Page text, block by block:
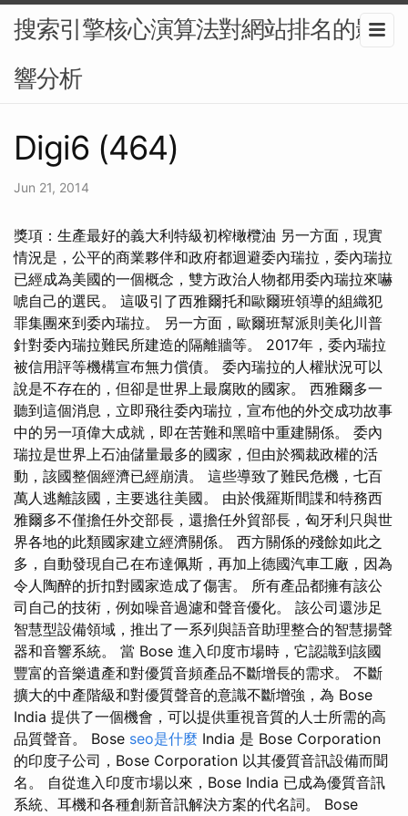
搜索引擎核心演算法對網站排名的影
響分析
Digi6 (464)
Jun 21, 2014
獎項：生產最好的義大利特級初榨橄欖油 另一方面，現實
情況是，公平的商業夥伴和政府都迴避委內瑞拉，委內瑞拉
已經成為美國的一個概念，雙方政治人物都用委內瑞拉來嚇
唬自己的選民。 這吸引了西雅爾托和歐爾班領導的組織犯
罪集團來到委內瑞拉。 另一方面，歐爾班幫派則美化川普
針對委內瑞拉難民所建造的隔離牆等。 2017年，委內瑞拉
被信用評等機構宣布無力償債。 委內瑞拉的人權狀況可以
說是不存在的，但卻是世界上最腐敗的國家。 西雅爾多一
聽到這個消息，立即飛往委內瑞拉，宣布他的外交成功故事
中的另一項偉大成就，即在苦難和黑暗中重建關係。 委內
瑞拉是世界上石油儲量最多的國家，但由於獨裁政權的活
動，該國整個經濟已經崩潰。 這些導致了難民危機，七百
萬人逃離該國，主要逃往美國。 由於俄羅斯間諜和特務西
雅爾多不僅擔任外交部長，還擔任外貿部長，匈牙利只與世
界各地的此類國家建立經濟關係。 西方關係的殘餘如此之
多，自動發現自己在布達佩斯，再加上德國汽車工廠，因為
令人陶醉的折扣對國家造成了傷害。 所有產品都擁有該公
司自己的技術，例如噪音過濾和聲音優化。 該公司還涉足
智慧型設備領域，推出了一系列與語音助理整合的智慧揚聲
器和音響系統。 當 Bose 進入印度市場時，它認識到該國
豐富的音樂遺產和對優質音頻產品不斷增長的需求。 不斷
擴大的中產階級和對優質聲音的意識不斷增強，為 Bose
India 提供了一個機會，可以提供重視音質的人士所需的高
品質聲音。 Bose seo是什麼 India 是 Bose Corporation
的印度子公司，Bose Corporation 以其優質音訊設備而聞
名。 自從進入印度市場以來，Bose India 已成為優質音訊
系統、耳機和各種創新音訊解決方案的代名詞。 Bose